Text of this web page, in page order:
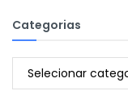
Categorias
Categorias